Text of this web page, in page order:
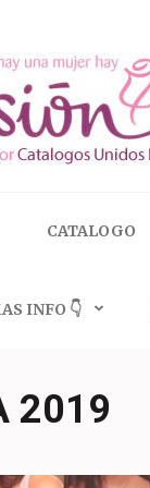
CATALOGO
INFO 👇
2019